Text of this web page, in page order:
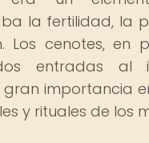
la fertilidad, la
Los cenotes, en
entradas al
gran importancia
y rituales de los